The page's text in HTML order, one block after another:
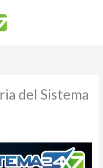
del Sistema